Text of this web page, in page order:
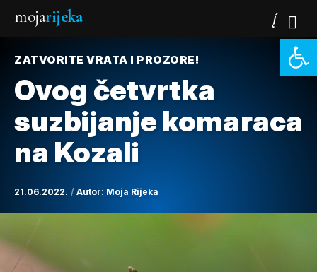
mojarijeka
ZATVORITE VRATA I PROZORE!
Ovog četvrtka
suzbijanje komaraca
na Kozali
21.06.2022. Autor: Moja Rijeka